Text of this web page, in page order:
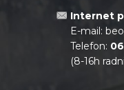
Internet
E-mail:
Telefon:
(8-16h